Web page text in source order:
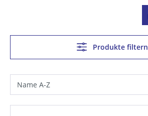
Produkte filtern